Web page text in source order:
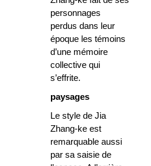
personnages
perdus dans leur
époque les témoins
d’une mémoire
collective qui
s’effrite.
paysages
Le style de Jia
Zhang-ke est
remarquable aussi
par sa saisie de